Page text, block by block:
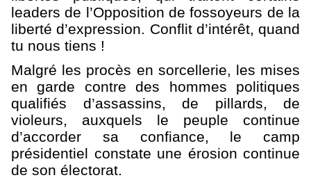
leaders de l’Opposition de fossoyeurs de la
liberté d’expression. Conflit d’intérêt, quand
tu nous tiens !
Malgré les procès en sorcellerie, les mises
en garde contre des hommes politiques
qualifiés d’assassins, de pillards, de
violeurs, auxquels le peuple continue
d’accorder sa confiance, le camp
présidentiel constate une érosion continue
de son électorat.